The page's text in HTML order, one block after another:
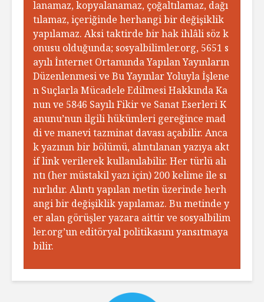
lanamaz, kopyalanamaz, çoğaltılamaz, dağı
tılamaz, içeriğinde herhangi bir değişiklik
yapılamaz. Aksi taktirde bir hak ihlâli söz k
onusu olduğunda; sosyalbilimler.org, 5651 s
ayılı İnternet Ortamında Yapılan Yayınların
Düzenlenmesi ve Bu Yayınlar Yoluyla İşlene
n Suçlarla Mücadele Edilmesi Hakkında Ka
nun ve 5846 Sayılı Fikir ve Sanat Eserleri K
anunu’nun ilgili hükümleri gereğince mad
di ve manevi tazminat davası açabilir. Anca
k yazının bir bölümü, alıntılanan yazıya akt
if link verilerek kullanılabilir. Her türlü alı
ntı (her müstakil yazı için) 200 kelime ile sı
nırlıdır. Alıntı yapılan metin üzerinde herh
angi bir değişiklik yapılamaz. Bu metinde y
er alan görüşler yazara aittir ve sosyalbilim
ler.org’un editöryal politikasını yansıtmaya
bilir.